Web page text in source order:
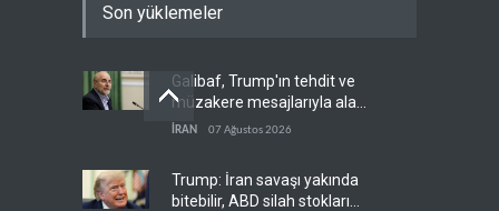
Son yüklemeler
Galibaf, Trump'ın tehdit ve
müzakere mesajlarıyla alay
etti
İRAN 07 Ağustos 2026
Trump: İran savaşı yakında
bitebilir, ABD silah stokları